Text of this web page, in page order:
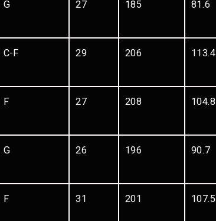
G 27 185 81.6
C-F 29 206 113.4
F 27 208 104.8
G 26 196 90.7
F 31 201 107.5